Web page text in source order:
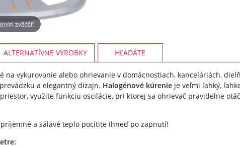
zväčšiť
ALTERNATÍVNE VÝROBKY HĽADÁTE
na vykurovanie alebo ohrievanie v domácnostiach, kanceláriách,
a elegantný dizajn. Halogénové kúrenieje veľmi ľahký,
využite funkciu oscilácie, pri ktorej sa ohrievač pravidelne
a sálavé teplo pocítite ihneď po zapnutí!